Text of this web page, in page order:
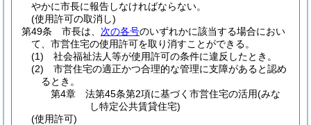
やかに市長に報告しなければならない。
(使用許可の取消し)
第49条
市長は、 次の各号のいずれかに該当する場合におい
て、市営住宅の使用許可を取り消すことができる。
(1)
社会福祉法人等が使用許可の条件に違反したとき。
(2)
市営住宅の適正かつ合理的な管理に支障があると認め
るとき。
第4章
法第45条第2項に基づく市営住宅の活用(みな
し特定公共賃貸住宅)
(使用許可)